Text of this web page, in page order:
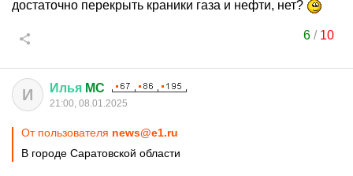
достаточно перекрыть краники газа и нефти, нет?
6 / 10
И Илья MC
21:00, 08.01.2025
От пользователя news@e1.ru
В городе Саратовской области